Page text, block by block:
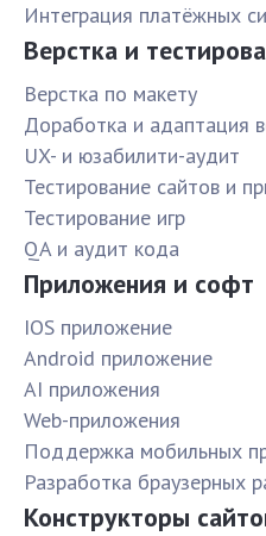
Интеграция платёжных
Верстка и
Верстка по макету
Доработка и адаптация
UX- и юзабилити-аудит
Тестирование сайтов и
Тестирование игр
QA и аудит кода
Приложения и софт
IOS приложение
Android приложение
AI приложения
Web-приложения
Поддержка мобильных
Разработка браузерных
Конструкторы